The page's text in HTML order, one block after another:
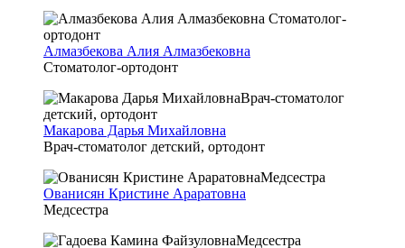
Алмазбекова Алия Алмазбековна
Стоматолог-ортодонт
Макарова Дарья Михайловна
Врач-стоматолог детский, ортодонт
Ованисян Кристине Араратовна
Медсестра